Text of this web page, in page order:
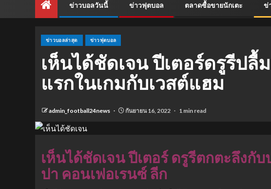
ข่าวบอลวันนี้ ข่าวฟุตบอล ตลาดซื้อขายนักเตะ ข่
ข่าวบอลล่าสุด ข่าวฟุตบอล
เห็นได้ชัดเจน ปีเตอร์ดรูรีปลื้
แรกในเกมกับเวสต์แฮม
admin_football24news กันยายน 16, 2022 1 min read
เห็นได้ชัดเจน ปีเตอร์ ดรูรีตกตะลึงกั
ปา คอนเฟอเรนซ์ ลีก